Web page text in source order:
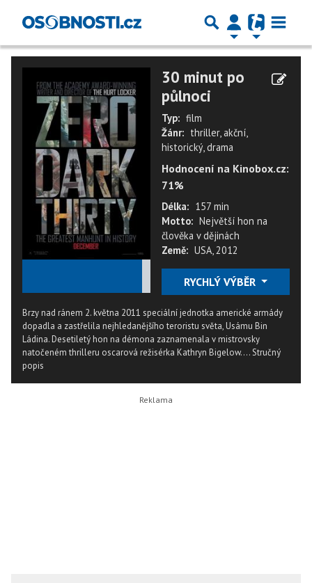
30 minut po
půlnoci
Typ: film
Žánr: thriller, akční,
historický, drama
Hodnocení na Kinobox.cz:
71%
Délka: 157 min
Motto: Největší hon na
člověka v dějinách
Země: USA, 2012
RYCHLÝ VÝBĚR
Brzy nad ránem 2. května 2011 speciální jednotka americké armády
dopadla a zastřelila nejhledanějšího teroristu světa, Usámu Bin
Ládina. Desetiletý hon na démona zaznamenala v mistrovsky
natočeném thrilleru oscarová režisérka Kathryn Bigelow....Stručný
popis